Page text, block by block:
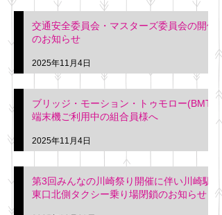
交通安全委員会・マスターズ委員会の開催
のお知らせ
2025年11月4日
ブリッジ・モーション・トゥモロー(BMT)
端末機ご利用中の組合員様へ
2025年11月4日
第3回みんなの川崎祭り開催に伴い川崎駅
東口北側タクシー乗り場閉鎖のお知らせ